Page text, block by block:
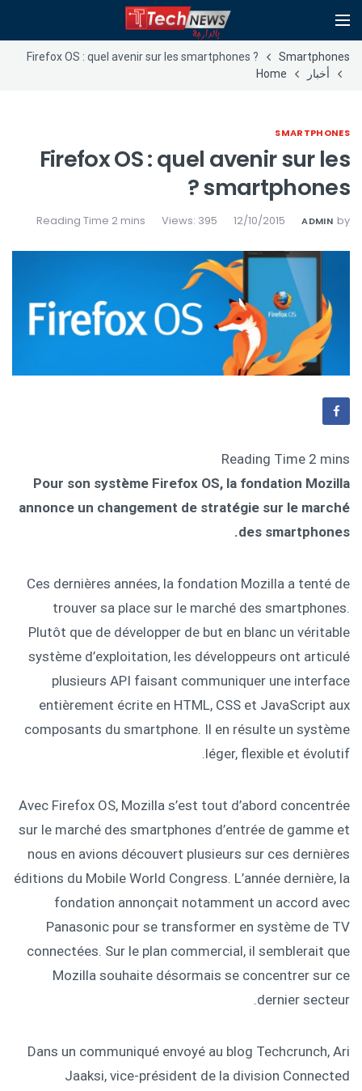
Firefox OS : quel avenir sur les smartphones ?
Smartphones
أخبار
Home
SMARTPHONES
Firefox OS : quel avenir sur les
smartphones ?
by
ADMIN
12/10/2015
Views: 395
Pour son système Firefox OS, la fondation Mozilla
annonce un changement de stratégie sur le marché
des smartphones.
Ces dernières années, la fondation Mozilla a tenté de
trouver sa place sur le marché des smartphones.
Plutôt que de développer de but en blanc un véritable
système d’exploitation, les développeurs ont articulé
plusieurs API faisant communiquer une interface
entièrement écrite en HTML, CSS et JavaScript aux
composants du smartphone. Il en résulte un système
léger, flexible et évolutif.
Avec Firefox OS, Mozilla s’est tout d’abord concentrée
sur le marché des smartphones d’entrée de gamme et
nous en avions découvert plusieurs sur ces dernières
éditions du Mobile World Congress. L’année dernière, la
fondation annonçait notamment un accord avec
Panasonic pour se transformer en système de TV
connectées. Sur le plan commercial, il semblerait que
Mozilla souhaite désormais se concentrer sur ce
dernier secteur.
Dans un communiqué envoyé au blog Techcrunch, Ari
Jaaksi, vice-président de la division Connected